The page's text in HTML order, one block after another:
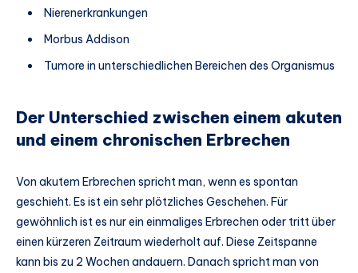
Nierenerkrankungen
Morbus Addison
Tumore in unterschiedlichen Bereichen des Organismus
Der Unterschied zwischen einem akuten
und einem chronischen Erbrechen
Von akutem Erbrechen spricht man, wenn es spontan
geschieht. Es ist ein sehr plötzliches Geschehen. Für
gewöhnlich ist es nur ein einmaliges Erbrechen oder tritt über
einen kürzeren Zeitraum wiederholt auf. Diese Zeitspanne
kann bis zu 2 Wochen andauern. Danach spricht man von